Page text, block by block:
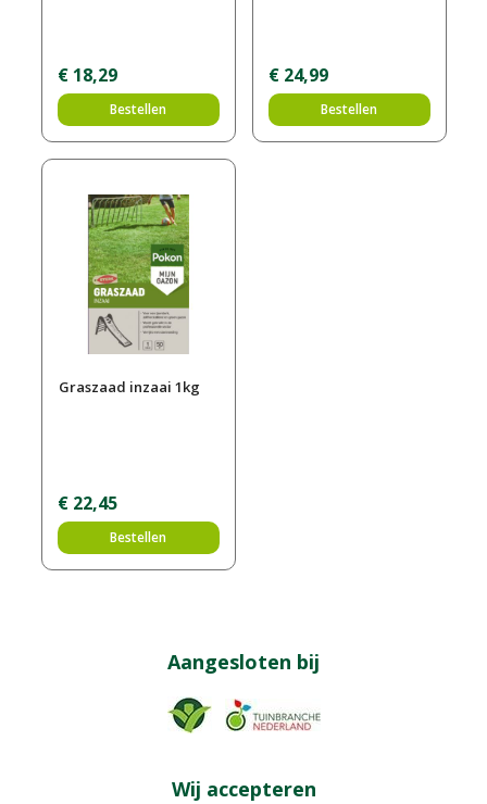
€ 18,29
Bestellen
€ 24,99
Bestellen
Graszaad inzaai 1kg
€ 22,45
Bestellen
Aangesloten bij
Wij accepteren